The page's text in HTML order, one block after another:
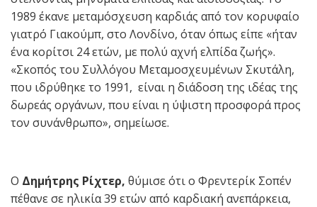
1989 έκανε μεταμόσχευση καρδιάς από τον κορυφαίο
γιατρό Γιακούμπ, στο Λονδίνο, όταν όπως είπε «ήταν
ένα κορίτσι 24 ετών, με πολύ αχνή ελπίδα ζωής».
«Σκοπός του Συλλόγου Μεταμοσχευμένων Σκυτάλη,
που ιδρύθηκε το 1991, είναι η διάδοση της ιδέας της
δωρεάς οργάνων, που είναι η ύψιστη προσφορά προς
τον συνάνθρωπο», σημείωσε.
Ο Δημήτρης Ρίχτερ, θύμισε ότι ο Φρεντερίκ Σοπέν
πέθανε σε ηλικία 39 ετών από καρδιακή ανεπάρκεια,